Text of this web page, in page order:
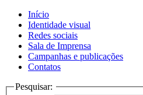
Início
Identidade visual
Redes sociais
Sala de Imprensa
Campanhas e publicações
Contatos
Pesquisar: